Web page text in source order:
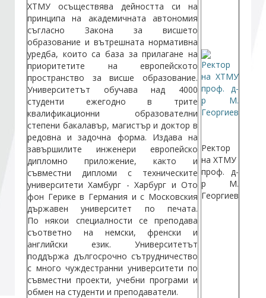
ХТМУ осъществява дейността си на
принципа на академичната автономия
съгласно Закона за висшето
образование и вътрешната нормативна
уредба, които са база за прилагане на
приоритетите на европейското
пространство за висше образование.
Университетът обучава над 4000
студенти ежегодно в трите
квалификационни образователни
степени бакалавър, магистър и доктор в
редовна и задочна форма. Издава на
завършилите инженери европейско
дипломно приложение, както и
съвместни дипломи с техническите
университети Хамбург - Харбург и Ото
фон Герике в Германия и с Московския
държавен университет по печата.
По някои специалности се преподава
съответно на немски, френски и
английски език. Университетът
поддържа дългосрочно сътрудничество
с много чуждестранни университети по
съвместни проекти, учебни програми и
обмен на студенти и преподаватели.
Ректор
на ХТМУ
проф. д-
р М.
Георгиев